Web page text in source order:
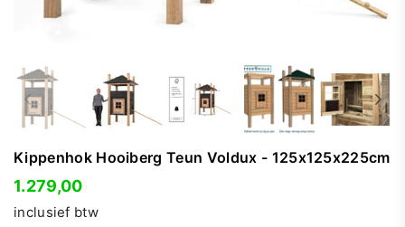
Kippenhok Hooiberg Teun Voldux - 125x125x225cm
Normale
prijs
1.279,00
inclusief btw